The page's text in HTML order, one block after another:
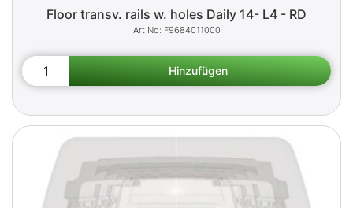
Floor transv. rails w. holes Daily 14- L4 - RD
F9684011000